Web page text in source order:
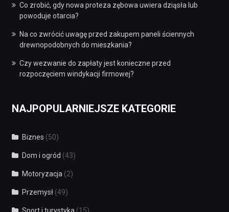
Co zrobić, gdy nowa proteza zębowa uwiera dziąsła lub
powoduje otarcia?
Na co zwrócić uwagę przed zakupem paneli ściennych
drewnopodobnych do mieszkania?
Czy wezwanie do zapłaty jest konieczne przed
rozpoczęciem windykacji firmowej?
NAJPOPULARNIEJSZE KATEGORIE
Biznes (50)
Dom i ogród (43)
Motoryzacja (2)
Przemysł(49)
Sport i turystyka (15)